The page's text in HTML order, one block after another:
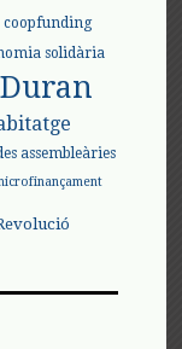
coopfunding
solidària
assembleàries